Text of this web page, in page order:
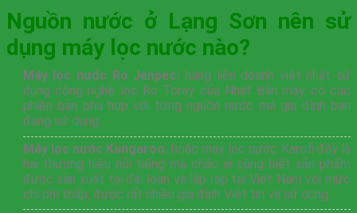
Nguồn nước ở Lạng Sơn nên sử
dụng máy lọc nước nào?
Máy lọc nước Ro Jenpec: hàng liên doanh việt nhật sử
dụng công nghệ lọc Ro Toray của Nhật Bản máy có các
phiên bản phù hợp với từng nguồn nước mà gia đình bạn
đang sử dụng.
Máy lọc nước Kangaroo, hoặc máy lọc nước Karofi đây là
hai thương hiệu nỗi tiếng mà chắc ai cũng biết sản phẩm
được sản xuất tại đài loan và lắp ráp tại Việt Nam với mức
chi phí thấp, được rất nhiều gia đình Việt tin và sử dụng.